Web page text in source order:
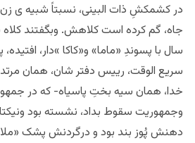
در کشمکشِ ذات البینی، نسبتاً شبیه ی
جاه، گم کرده است کلاهش. وبگفتند
سال با پسوندِ «ماما» و«کاکا »دار،
سریع الوقت، رییس دفتر شان، همان
خدا، همان سیه بختِ پاسیاه- که در
وجمهوریت سقوط بداد، نشسته بود
دهنش پُوز بند بود و درگردنش پشک